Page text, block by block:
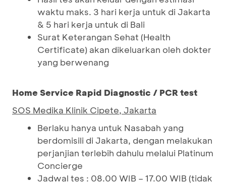
waktu maks. 3 hari kerja untuk di Jakarta
& 5 hari kerja untuk di Bali
Surat Keterangan Sehat (Health
Certificate) akan dikeluarkan oleh dokter
yang berwenang
Home Service Rapid Diagnostic / PCR test
SOS Medika Klinik Cipete, Jakarta
Berlaku hanya untuk Nasabah yang
berdomisili di Jakarta, dengan melakukan
perjanjian terlebih dahulu melalui Platinum
Concierge
Jadwal tes : 08.00 WIB – 17.00 WIB (tidak